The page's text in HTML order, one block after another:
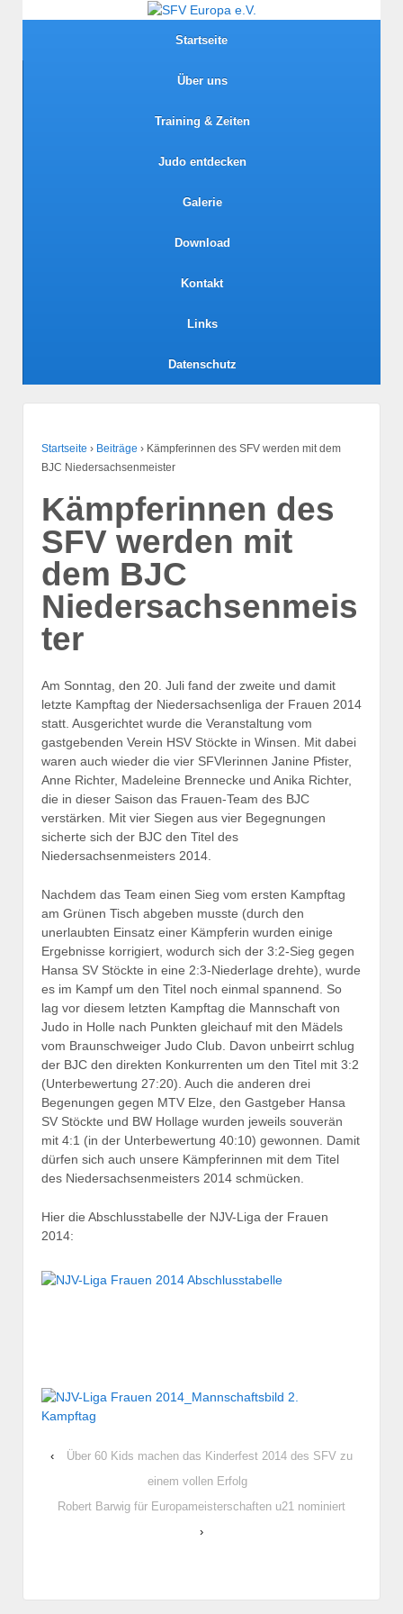
Startseite
Über uns
Training & Zeiten
Judo entdecken
Galerie
Download
Kontakt
Links
Datenschutz
Startseite › Beiträge › Kämpferinnen des SFV werden mit dem
BJC Niedersachsenmeister
Kämpferinnen des
SFV werden mit
dem BJC
Niedersachsenmeis
ter
Am Sonntag, den 20. Juli fand der zweite und damit
letzte Kampftag der Niedersachsenliga der Frauen 2014
statt. Ausgerichtet wurde die Veranstaltung vom
gastgebenden Verein HSV Stöckte in Winsen. Mit dabei
waren auch wieder die vier SFVlerinnen Janine Pfister,
Anne Richter, Madeleine Brennecke und Anika Richter,
die in dieser Saison das Frauen-Team des BJC
verstärken. Mit vier Siegen aus vier Begegnungen
sicherte sich der BJC den Titel des
Niedersachsenmeisters 2014.
Nachdem das Team einen Sieg vom ersten Kampftag
am Grünen Tisch abgeben musste (durch den
unerlaubten Einsatz einer Kämpferin wurden einige
Ergebnisse korrigiert, wodurch sich der 3:2-Sieg gegen
Hansa SV Stöckte in eine 2:3-Niederlage drehte), wurde
es im Kampf um den Titel noch einmal spannend. So
lag vor diesem letzten Kampftag die Mannschaft von
Judo in Holle nach Punkten gleichauf mit den Mädels
vom Braunschweiger Judo Club. Davon unbeirrt schlug
der BJC den direkten Konkurrenten um den Titel mit 3:2
(Unterbewertung 27:20). Auch die anderen drei
Begenungen gegen MTV Elze, den Gastgeber Hansa
SV Stöckte und BW Hollage wurden jeweils souverän
mit 4:1 (in der Unterbewertung 40:10) gewonnen. Damit
dürfen sich auch unsere Kämpferinnen mit dem Titel
des Niedersachsenmeisters 2014 schmücken.
Hier die Abschlusstabelle der NJV-Liga der Frauen
2014:
‹
Über 60 Kids machen das Kinderfest 2014 des SFV zu
einem vollen Erfolg
Robert Barwig für Europameisterschaften u21 nominiert
›